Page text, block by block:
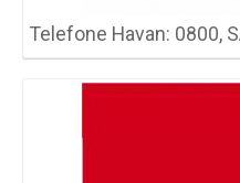
Telefone Havan: 0800,